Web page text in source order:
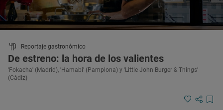
Reportaje gastronómico
De estreno: la hora de los valientes
'Fokacha' (Madrid), 'Hamabi' (Pamplona) y 'Little John Burger & Things'
(Cádiz)